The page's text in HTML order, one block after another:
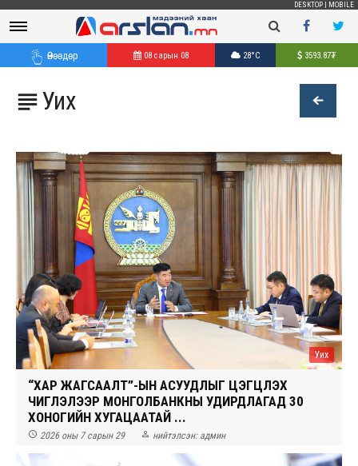
DESKTOP MOBILE
Өнөөдөр 08 сарын 08 28°C 3593.87₮
Уих
Уих
“ХАР ЖАГСААЛТ”-ЫН АСУУДЛЫГ ЦЭГЦЛЭХ
ЧИГЛЭЛЭЭР МОНГОЛБАНКНЫ УДИРДЛАГАД 30
ХОНОГИЙН ХУГАЦААТАЙ ...
 2026 оны 7 сарын 29  нийтэлсэн: админ